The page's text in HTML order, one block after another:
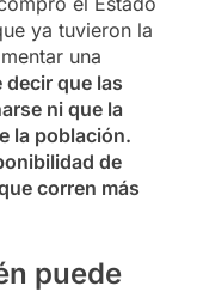
ya tuvieron la
una
decir que las
ni que la
la población.
de
corren más
puede